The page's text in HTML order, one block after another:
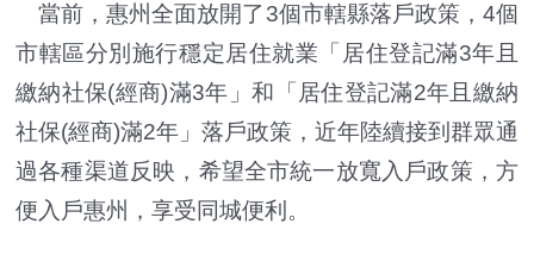
當前，惠州全面放開了3個市轄縣落戶政策，4個
市轄區分別施行穩定居住就業「居住登記滿3年且
繳納社保(經商)滿3年」和「居住登記滿2年且繳納
社保(經商)滿2年」落戶政策，近年陸續接到群眾通
過各種渠道反映，希望全市統一放寬入戶政策，方
便入戶惠州，享受同城便利。